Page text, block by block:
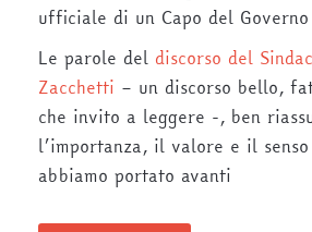
ufficiale di un Capo del
Le parole del discorso del
Zacchetti – un discorso bello,
che invito a leggere -, ben
l’importanza, il valore e il
abbiamo portato avanti